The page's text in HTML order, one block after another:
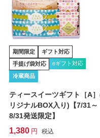
期間限定 ギフト対応
手提げ袋対応 eギフト対応
冷蔵商品
ティースイーツギフト［A
リジナルBOX入り)【7/31～
8/31発送限定】
1,380 税込